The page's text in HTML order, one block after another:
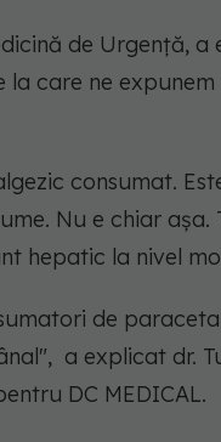
de Urgență,
la care ne
consumat.
Nu e chiar
hepatic la nivel
de
a explicat dr.
DC MEDICAL.